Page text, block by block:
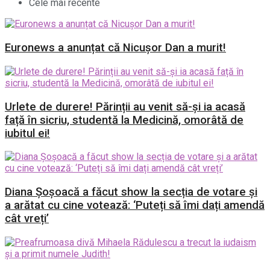
Cele mai recente
Euronews a anunțat că Nicușor Dan a murit!
Urlete de durere! Părinții au venit să-și ia acasă
față în sicriu, studentă la Medicină, omorâtă de
iubitul ei!
Diana Șoșoacă a făcut show la secția de votare și
a arătat cu cine votează: ‘Puteți să îmi dați amendă
cât vreți’